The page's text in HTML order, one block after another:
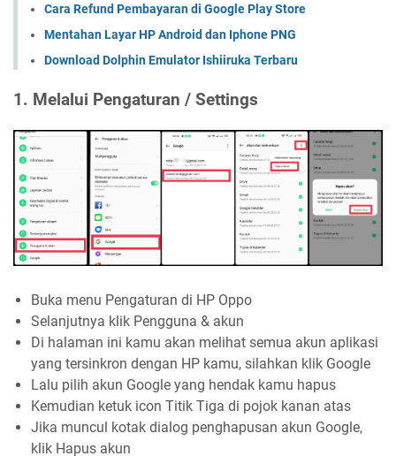
Cara Refund Pembayaran di Google Play Store
Mentahan Layar HP Android dan Iphone PNG
Download Dolphin Emulator Ishiiruka Terbaru
1. Melalui Pengaturan / Settings
Buka menu Pengaturan di HP Oppo
Selanjutnya klik Pengguna & akun
Di halaman ini kamu akan melihat semua akun aplikasi
yang tersinkron dengan HP kamu, silahkan klik Google
Lalu pilih akun Google yang hendak kamu hapus
Kemudian ketuk icon Titik Tiga di pojok kanan atas
Jika muncul kotak dialog penghapusan akun Google,
klik Hapus akun